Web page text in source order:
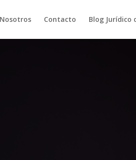
Contacto Blog Jurídico